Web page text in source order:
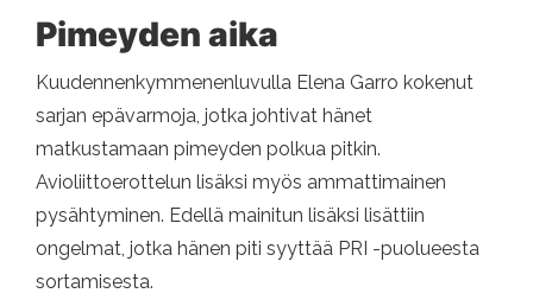
Pimeyden aika
Kuudennenkymmenenluvulla Elena Garro kokenut
sarjan epävarmoja, jotka johtivat hänet
matkustamaan pimeyden polkua pitkin.
Avioliittoerottelun lisäksi myös ammattimainen
pysähtyminen. Edellä mainitun lisäksi lisättiin
ongelmat, jotka hänen piti syyttää PRI -puolueesta
sortamisesta.